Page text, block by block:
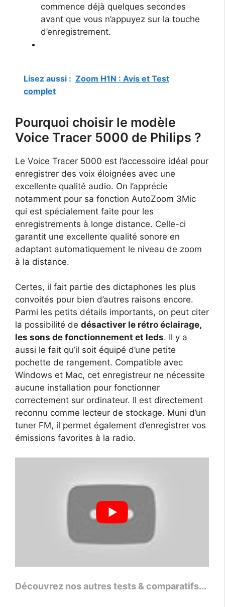
commence déjà quelques secondes
avant que vous n’appuyez sur la touche
d’enregistrement.
Lisez aussi : Zoom H1N : Avis et Test
complet
Pourquoi choisir le modèle
Voice Tracer 5000 de Philips ?
Le Voice Tracer 5000 est l’accessoire idéal pour
enregistrer des voix éloignées avec une
excellente qualité audio. On l’apprécie
notamment pour sa fonction AutoZoom 3Mic
qui est spécialement faite pour les
enregistrements à longe distance. Celle-ci
garantit une excellente qualité sonore en
adaptant automatiquement le niveau de zoom
à la distance.
Certes, il fait partie des dictaphones les plus
convoités pour bien d’autres raisons encore.
Parmi les petits détails importants, on peut citer
la possibilité de désactiver le rétro éclairage,
les sons de fonctionnement et leds. Il y a
aussi le fait qu’il soit équipé d’une petite
pochette de rangement. Compatible avec
Windows et Mac, cet enregistreur ne nécessite
aucune installation pour fonctionner
correctement sur ordinateur. Il est directement
reconnu comme lecteur de stockage. Muni d’un
tuner FM, il permet également d’enregistrer vos
émissions favorites à la radio.
Découvrez nos autres tests & comparatifs...